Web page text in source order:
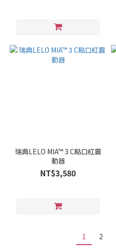
瑞典LELO MIA™ 3 C點口紅震
動器
NT$3,580
1 2